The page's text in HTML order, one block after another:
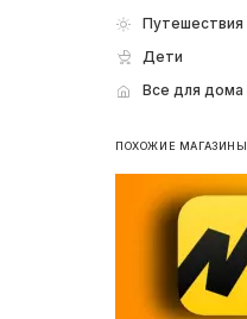
Путешествия
Дети
Все для дома
ПОХОЖИЕ МАГАЗИНЫ